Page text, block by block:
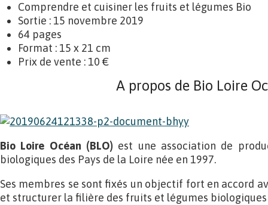
Comprendre et cuisiner les fruits et légumes Bio
Sortie : 15 novembre 2019
64 pages
Format : 15 x 21 cm
Prix de vente : 10 €
A propos de Bio Loire
Bio Loire Océan (BLO) est une association de
biologiques des Pays de la Loire née en 1997.
Ses membres se sont fixés un objectif fort en accord
et structurer la filière des fruits et légumes biologiques